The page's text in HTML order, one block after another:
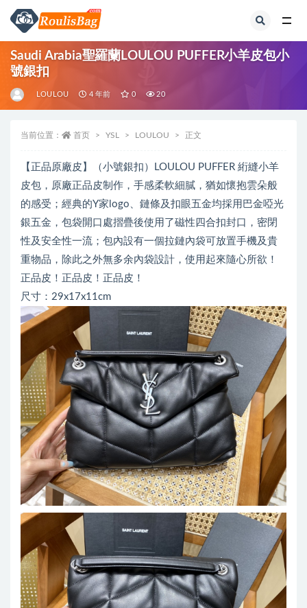
Saudi Arabia聖羅蘭LOULOU PUFFER小羊皮包小
號銀扣
LOULOU 4 年前 0 20
当前位置： 首页 YSL LOULOU 正文
【正品原廠皮】（小號銀扣）LOULOU PUFFER 絎縫小羊
皮包，原廠正品皮制作，手感柔軟細膩，猶如懷抱雲朵️般
的感受；經典的Y家logo、鏈條及扣眼五金均採用巴金啞光
銀五金，包袋開口處摺疊後使用了磁性四合扣封口，密閉
性及安全性一流；包內設有一個拉鏈內袋可放置手機及貴
重物品，除此之外無多余內袋設計，使用起來隨心所欲！
正品皮！正品皮！正品皮！
尺寸：29x17x11cm